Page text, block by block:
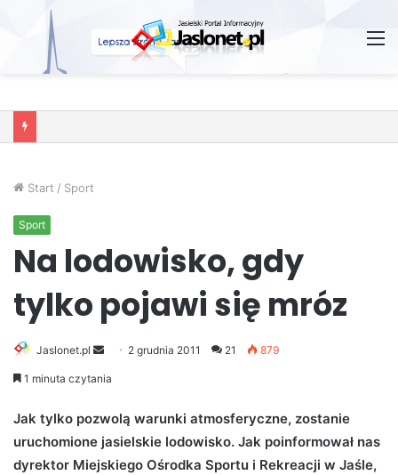
Start / Sport
Sport
Na lodowisko, gdy
tylko pojawi się mróz
Jaslonet.pl
e
d
a
n
2 grudnia 2011 21 879
1 minuta czytania
Jak tylko pozwolą warunki atmosferyczne, zostanie
uruchomione jasielskie lodowisko. Jak poinformował nas
dyrektor Miejskiego Ośrodka Sportu i Rekreacji w Jaśle,